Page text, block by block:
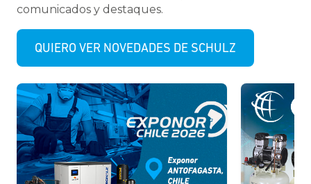
comunicados y destaques.
QUIERO VER NOVEDADES DE SCHULZ